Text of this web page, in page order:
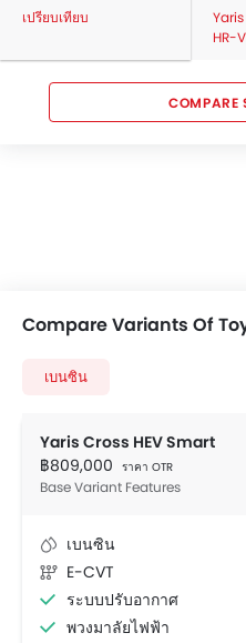
เปรียบเทียบ
HR-
COMPARE
Compare Variants Of
เบนซิน
Yaris Cross HEV Smart
฿809,000 ราคา OTR
Base Variant Features
เบนซิน
E-CVT
ระบบปรับอากาศ
พวงมาลัยไฟฟ้า